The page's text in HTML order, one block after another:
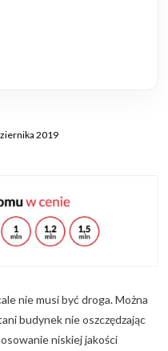
2019
nie musi być droga. Można
budynek nie oszczędzając
niskiej jakości